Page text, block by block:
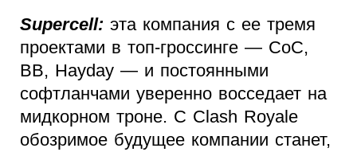
Supercell: эта компания с ее тремя
проектами в топ-гроссинге — CoC,
BB, Hayday — и постоянными
софтланчами уверенно восседает на
мидкорном троне. С Clash Royale
обозримое будущее компании станет,